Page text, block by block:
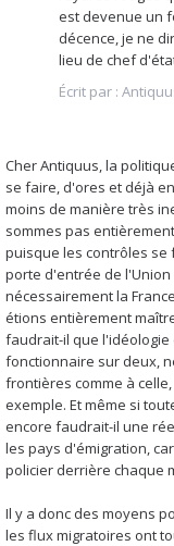
est devenue un
décence, je ne
lieu de chef
Écrit par :
Cher Antiquus, la
se faire, d'ores et déjà
moins de manière très
sommes pas
puisque les contrôles se
porte d'entrée de
nécessairement la
étions entièrement
faudrait-il que
fonctionnaire sur deux,
frontières comme à
exemple. Et même si
encore faudrait-il une
les pays d'émigration,
policier derrière chaque
Il y a donc des moyens
les flux migratoires ont